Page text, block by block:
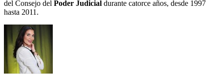
del Consejo del Poder Judicial durante catorce años, desde 1997
hasta 2011.